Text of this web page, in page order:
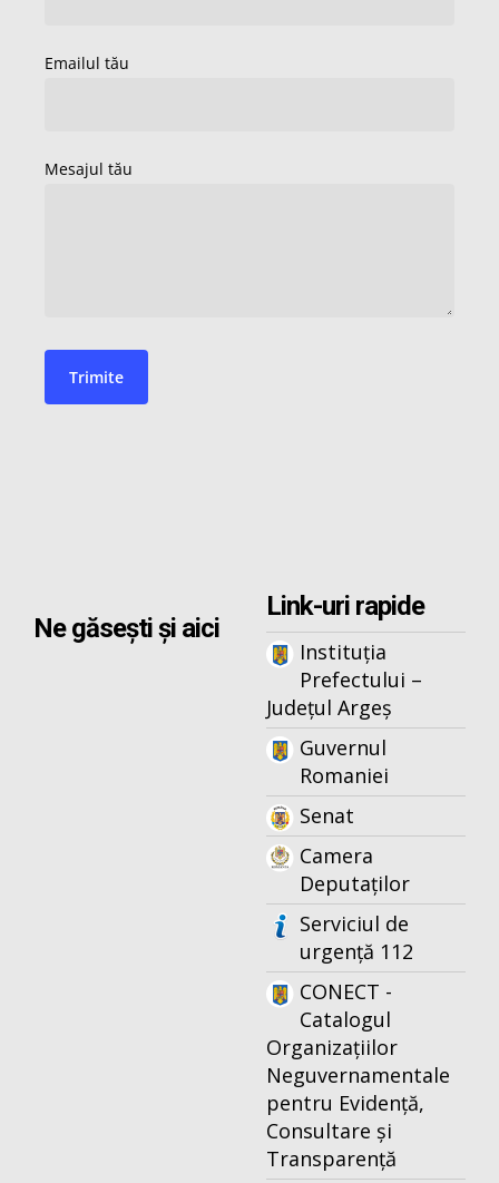
Ne găsești și aici
Link-uri rapide
Instituția
Prefectului –
Județul Argeș
Guvernul
Romaniei
Senat
Camera
Deputaților
Serviciul de
urgență 112
CONECT -
Catalogul
Organizațiilor
Neguvernamentale
pentru Evidență,
Consultare și
Transparență